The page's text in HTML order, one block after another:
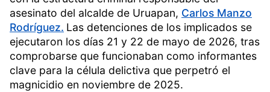
asesinato del alcalde de Uruapan, Carlos Manzo
Rodríguez. Las detenciones de los implicados se
ejecutaron los días 21 y 22 de mayo de 2026, tras
comprobarse que funcionaban como informantes
clave para la célula delictiva que perpetró el
magnicidio en noviembre de 2025.